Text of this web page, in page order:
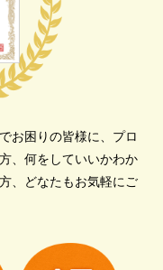
お困りの皆様に、プロ
、何をしていいかわか
、どなたもお気軽にご